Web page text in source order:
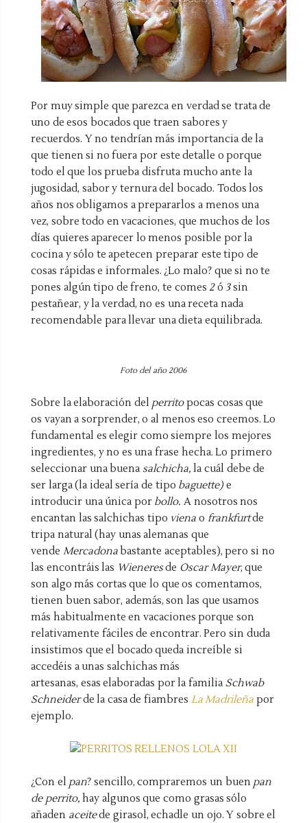
Por muy simple que parezca en verdad se trata de
uno de esos bocados que traen sabores y
recuerdos. Y no tendrían más importancia de la
que tienen si no fuera por este detalle o porque
todo el que los prueba disfruta mucho ante la
jugosidad, sabor y ternura del bocado. Todos los
años nos obligamos a prepararlos a menos una
vez, sobre todo en vacaciones, que muchos de los
días quieres aparecer lo menos posible por la
cocina y sólo te apetecen preparar este tipo de
cosas rápidas e informales. ¿Lo malo? que si no te
pones algún tipo de freno, te comes2ó 3sin
pestañear, y la verdad, no es una receta nada
recomendable para llevar una dieta equilibrada.
Foto del año 2006
Sobre la elaboración del perritopocas cosas que
os vayan a sorprender, o al menos eso creemos. Lo
fundamental es elegir como siempre los mejores
ingredientes, y no es una frase hecha. Lo primero
seleccionar una buena salchicha,la cuál debe de
ser larga (la ideal sería de tipo baguette)e
introducir una única por bollo.A nosotros nos
encantan las salchichas tipo viena o frankfurtde
tripa natural (hay unas alemanas que
vende Mercadona bastante aceptables), pero si no
las encontráis las Wieneresde Oscar Mayer, que
son algo más cortas que lo que os comentamos,
tienen buen sabor, además, son las que usamos
más habitualmente en vacaciones porque son
relativamente fáciles de encontrar. Pero sin duda
insistimos que el bocado queda increíble si
accedéis a unas salchichas más
artesanas, esas elaboradas por la familia Schwab
Schneiderde la casa de fiambres La Madrileña por
ejemplo.
¿Con el pan? sencillo, compraremos un buen pan
de perrito, hay algunos que como grasas sólo
añaden aceitede girasol, echadle un ojo. Y sobre el